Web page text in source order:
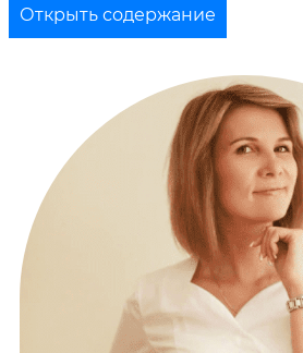
Открыть содержание